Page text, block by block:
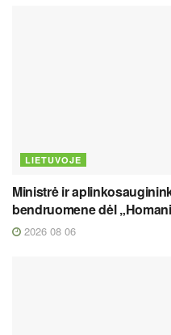
LIETUVOJE
Ministrė ir
bendruomene dėl
2026 08 06